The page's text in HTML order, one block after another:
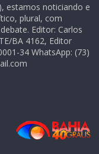
estamos noticiando e
plural, com
Editor: Carlos
BA 4162, Editor
34 WhatsApp: (73)